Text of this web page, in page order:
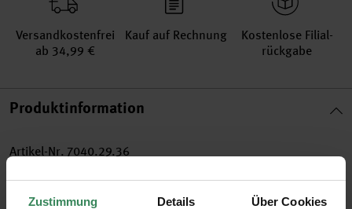
Zustimmung Details Über Cookies
Versand­kosten­frei
ab 34,99 €
Kauf auf Rechnung
Kosten­lose Filial­
rückgabe
Produktinformation
Artikel-Nr. 7040.29.36